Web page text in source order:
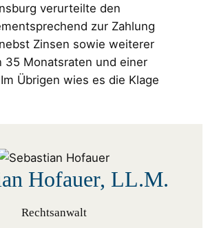
verurteilte den
zur Zahlung
Zinsen sowie weiterer
35 Monatsraten und einer
Übrigen wies es die Klage
Hofauer, LL.M.
Rechtsanwalt